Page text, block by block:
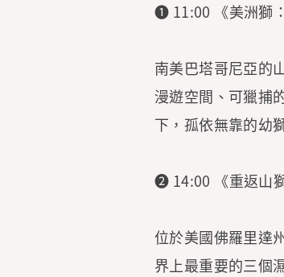
➊ 11:00 《美洲獅
南美巴塔哥尼亞的
漫遊空間、可獵捕
下，孤依無靠的幼
➋ 14:00 《重返山
位於美國佛羅里達
界上最重要的三個